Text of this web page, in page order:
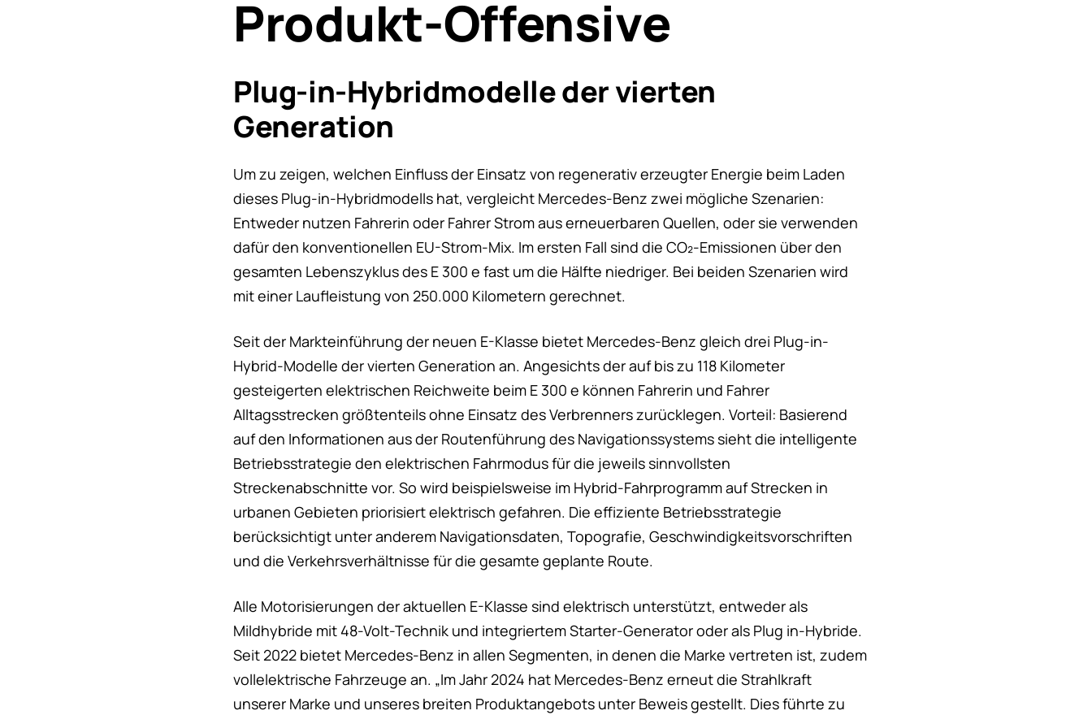
Produkt-Offensive
Plug-in-Hybridmodelle der vierten
Generation
Um zu zeigen, welchen Einfluss der Einsatz von regenerativ erzeugter Energie beim Laden
dieses Plug-in-Hybridmodells hat, vergleicht Mercedes-Benz zwei mögliche Szenarien:
Entweder nutzen Fahrerin oder Fahrer Strom aus erneuerbaren Quellen, oder sie verwenden
dafür den konventionellen EU-Strom-Mix. Im ersten Fall sind die CO₂-Emissionen über den
gesamten Lebenszyklus des E 300 e fast um die Hälfte niedriger. Bei beiden Szenarien wird
mit einer Laufleistung von 250.000 Kilometern gerechnet.
Seit der Markteinführung der neuen E-Klasse bietet Mercedes-Benz gleich drei Plug-in-
Hybrid-Modelle der vierten Generation an. Angesichts der auf bis zu 118 Kilometer
gesteigerten elektrischen Reichweite beim E 300 e können Fahrerin und Fahrer
Alltagsstrecken größtenteils ohne Einsatz des Verbrenners zurücklegen. Vorteil: Basierend
auf den Informationen aus der Routenführung des Navigationssystems sieht die intelligente
Betriebsstrategie den elektrischen Fahrmodus für die jeweils sinnvollsten
Streckenabschnitte vor. So wird beispielsweise im Hybrid-Fahrprogramm auf Strecken in
urbanen Gebieten priorisiert elektrisch gefahren. Die effiziente Betriebsstrategie
berücksichtigt unter anderem Navigationsdaten, Topografie, Geschwindigkeitsvorschriften
und die Verkehrsverhältnisse für die gesamte geplante Route.
Alle Motorisierungen der aktuellen E-Klasse sind elektrisch unterstützt, entweder als
Mildhybride mit 48-Volt-Technik und integriertem Starter-Generator oder als Plug in-Hybride.
Seit 2022 bietet Mercedes-Benz in allen Segmenten, in denen die Marke vertreten ist, zudem
vollelektrische Fahrzeuge an. „Im Jahr 2024 hat Mercedes-Benz erneut die Strahlkraft
unserer Marke und unseres breiten Produktangebots unter Beweis gestellt. Dies führte zu